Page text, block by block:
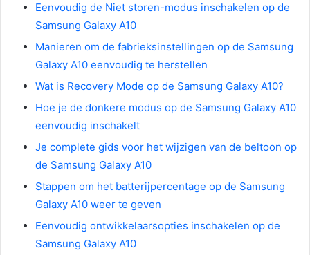
Eenvoudig de Niet storen-modus inschakelen op de
Samsung Galaxy A10
Manieren om de fabrieksinstellingen op de Samsung
Galaxy A10 eenvoudig te herstellen
Wat is Recovery Mode op de Samsung Galaxy A10?
Hoe je de donkere modus op de Samsung Galaxy A10
eenvoudig inschakelt
Je complete gids voor het wijzigen van de beltoon op
de Samsung Galaxy A10
Stappen om het batterijpercentage op de Samsung
Galaxy A10 weer te geven
Eenvoudig ontwikkelaarsopties inschakelen op de
Samsung Galaxy A10